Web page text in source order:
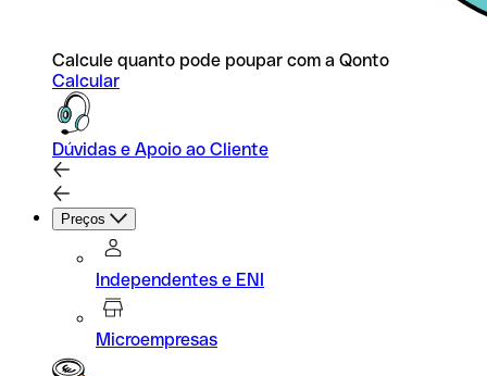
Calcule quanto pode poupar com a Qonto
Calcular
Dúvidas e Apoio ao Cliente
Preços
Independentes e ENI
Microempresas